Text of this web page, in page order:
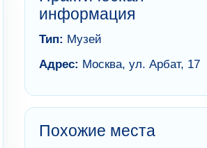
информация
Тип: Музей
Адрес: Москва, ул. Арбат, 17
Похожие места